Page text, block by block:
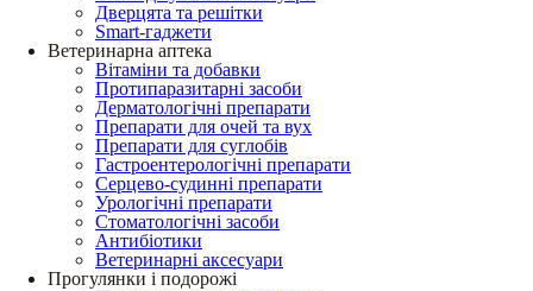
Дверцята та решітки
Smart-гаджети
Ветеринарна аптека
Вітаміни та добавки
Протипаразитарні засоби
Дерматологічні препарати
Препарати для очей та вух
Препарати для суглобів
Гастроентерологічні препарати
Серцево-судинні препарати
Урологічні препарати
Стоматологічні засоби
Антибіотики
Ветеринарні аксесуари
Прогулянки і подорожі